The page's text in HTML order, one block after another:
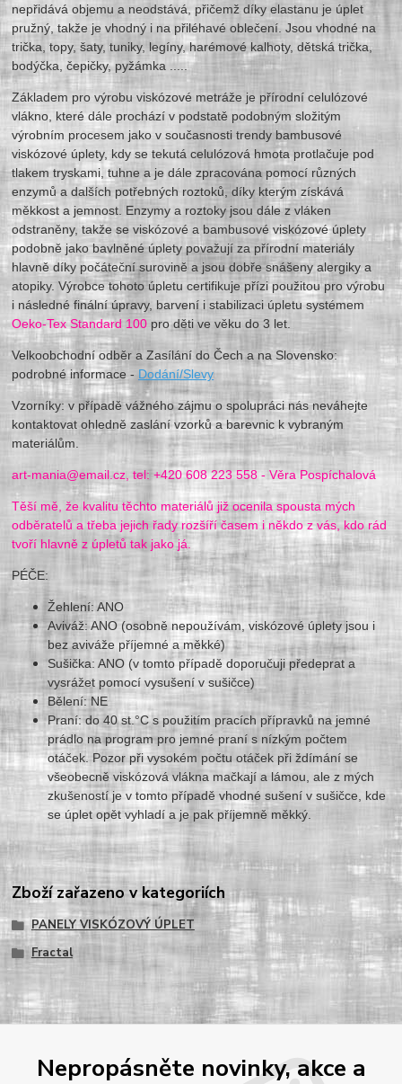
nepřidává objemu a neodstává, přičemž díky elastanu je úplet
pružný, takže je vhodný i na přiléhavé oblečení. Jsou vhodné na
trička, topy, šaty, tuniky, legíny, harémové kalhoty, dětská trička,
bodýčka, čepičky, pyžámka .....
Základem pro výrobu viskózové metráže je přírodní celulózové
vlákno, které dále prochází v podstatě podobným složitým
výrobním procesem jako v současnosti trendy bambusové
viskózové úplety, kdy se tekutá celulózová hmota protlačuje pod
tlakem tryskami, tuhne a je dále zpracována pomocí různých
enzymů a dalších potřebných roztoků, díky kterým získává
měkkost a jemnost. Enzymy a roztoky jsou dále z vláken
odstraněny, takže se viskózové a bambusové viskózové úplety
podobně jako bavlněné úplety považují za přírodní materiály
hlavně díky počáteční surovině a jsou dobře snášeny alergiky a
atopiky. Výrobce tohoto úpletu certifikuje přízi použitou pro výrobu
i následné finální úpravy, barvení i stabilizaci úpletu systémem
Oeko-Tex Standard 100 pro děti ve věku do 3 let.
Velkoobchodní odběr a Zasílání do Čech a na Slovensko:
podrobné informace - Dodání/Slevy
Vzorníky: v případě vážného zájmu o spolupráci nás neváhejte
kontaktovat ohledně zaslání vzorků a barevnic k vybraným
materiálům.
art-mania@email.cz, tel: +420 608 223 558 - Věra Pospíchalová
Těší mě, že kvalitu těchto materiálů již ocenila spousta mých
odběratelů a třeba jejich řady rozšíří časem i někdo z vás, kdo rád
tvoří hlavně z úpletů tak jako já.
PÉČE:
Žehlení: ANO
Aviváž: ANO (osobně nepoužívám, viskózové úplety jsou i
bez aviváže příjemné a měkké)
Sušička: ANO (v tomto případě doporučuji předeprat a
vysrážet pomocí vysušení v sušičce)
Bělení: NE
Praní: do 40 st.°C s použitím pracích přípravků na jemné
prádlo na program pro jemné praní s nízkým počtem
otáček. Pozor při vysokém počtu otáček při ždímání se
všeobecně viskózová vlákna mačkají a lámou, ale z mých
zkušeností je v tomto případě vhodné sušení v sušičce, kde
se úplet opět vyhladí a je pak příjemně měkký.
Zboží zařazeno v kategoriích
PANELY VISKÓZOVÝ ÚPLET
Fractal
Nepropásněte novinky, akce a